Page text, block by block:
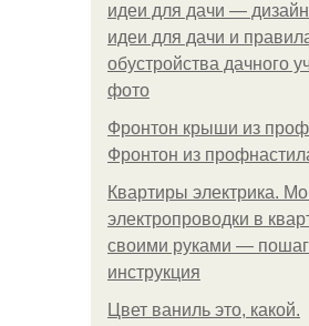
идеи для дачи —
идеи для дачи и
обустройства дачного
фото
Фронтон крыши из
Фронтон из
Квартиры электрика.
электропроводки в
своими руками —
инструкция
Цвет ваниль это, какой.